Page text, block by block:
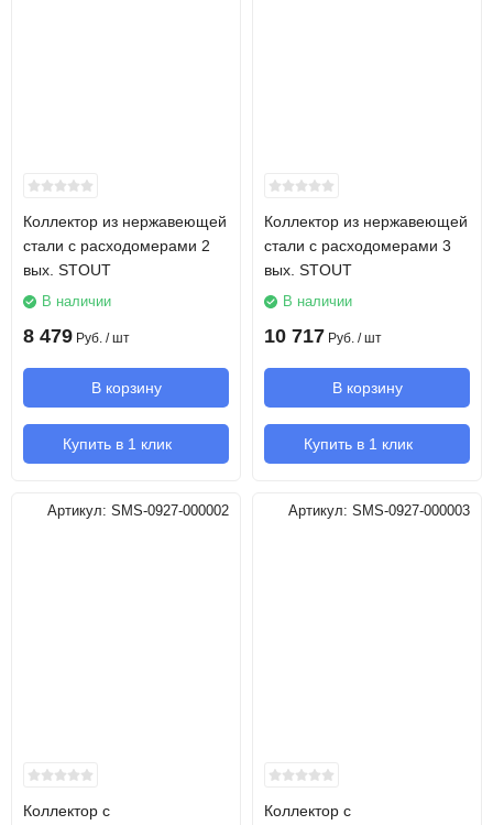
Коллектор из нержавеющей
стали с расходомерами 2
вых. STOUT
В наличии
8 479 Руб. / шт
В корзину
Купить в 1 клик
Коллектор из нержавеющей
стали с расходомерами 3
вых. STOUT
В наличии
10 717 Руб. / шт
В корзину
Купить в 1 клик
Артикул: SMS-0927-000002
Коллектор с
Артикул: SMS-0927-000003
Коллектор с